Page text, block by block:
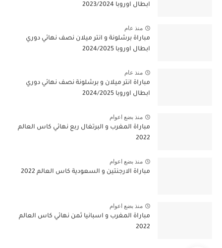
ابطال اوروبا 2023/2024
منذ عام
مباراة برشلونة و انتر ميلان نصف نهائي دوري
ابطال اوروبا 2024/2025
منذ عام
مباراة انتر ميلان و برشلونة نصف نهائي دوري
ابطال اوروبا 2024/2025
منذ بضع اعوام
مباراة المغرب و البرتغال ربع نهائي كاس العالم
2022
منذ بضع اعوام
مباراة الارجنتين و السعودية كاس العالم 2022
منذ بضع اعوام
مباراة المغرب و اسبانيا ثمن نهائي كاس العالم
2022